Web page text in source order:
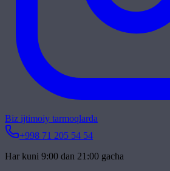
Biz ijtimoiy tarmoqlarda
+998 71 205 54 54
Har kuni 9:00 dan 21:00 gacha